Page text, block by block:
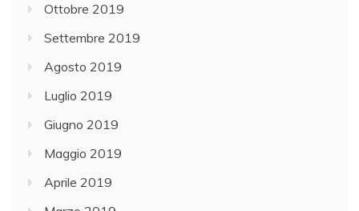
Ottobre 2019
Settembre 2019
Agosto 2019
Luglio 2019
Giugno 2019
Maggio 2019
Aprile 2019